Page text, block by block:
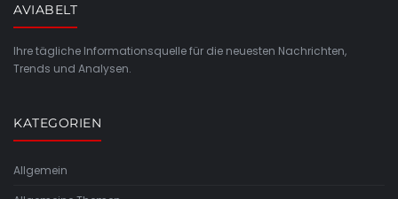
AVIABELT
Ihre tägliche Informationsquelle für die neuesten Nachrichten,
Trends und Analysen.
KATEGORIEN
Allgemein